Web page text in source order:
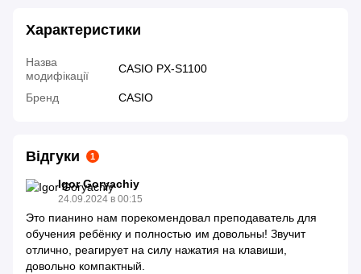
Характеристики
Назва
модифікації
CASIO PX-S1100
Бренд CASIO
Відгуки 1
Igor Goryachiy
24.09.2024 в 00:15
Это пианино нам порекомендовал преподаватель для
обучения ребёнку и полностью им довольны! Звучит
отлично, реагирует на силу нажатия на клавиши,
довольно компактный.